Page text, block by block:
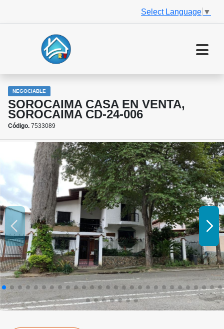
Select Language ▼
NEGOCIABLE
SOROCAIMA CASA EN VENTA,
SOROCAIMA CD-24-006
Código. 7533089